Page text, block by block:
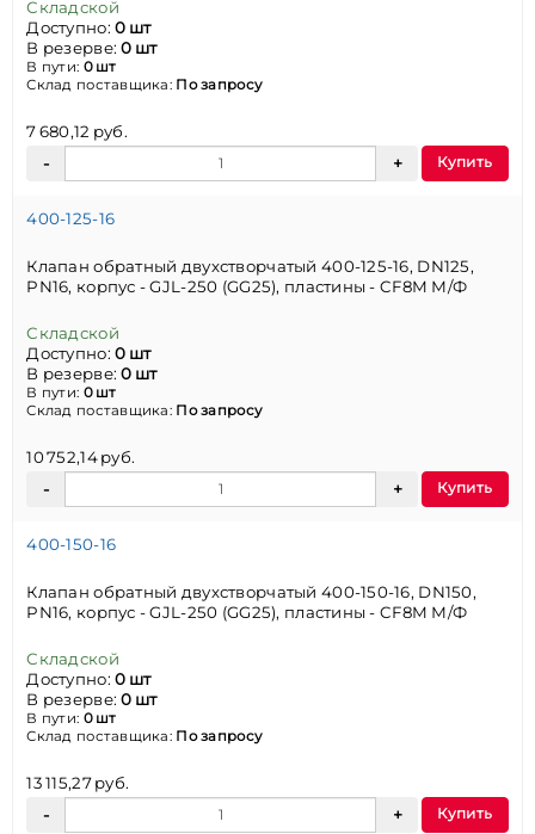
Складской
Доступно:0 шт
В резерве:0 шт
В пути: 0 шт
Склад поставщика: По запросу
7 680,12 руб.
Купить
400-125-16
Клапан обратный двухстворчатый 400-125-16, DN125,
PN16, корпус - GJL-250 (GG25), пластины - CF8M М/Ф
Складской
Доступно:0 шт
В резерве:0 шт
В пути: 0 шт
Склад поставщика: По запросу
10 752,14 руб.
Купить
400-150-16
Клапан обратный двухстворчатый 400-150-16, DN150,
PN16, корпус - GJL-250 (GG25), пластины - CF8M М/Ф
Складской
Доступно:0 шт
В резерве:0 шт
В пути: 0 шт
Склад поставщика: По запросу
13 115,27 руб.
Купить